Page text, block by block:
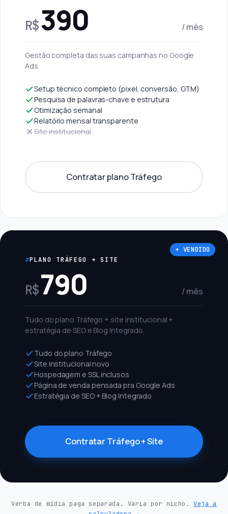
R$390 / mês
Gestão completa das suas campanhas no Google
Ads.
Setup técnico completo (pixel, conversão, GTM)
Pesquisa de palavras-chave e estrutura
Otimização semanal
Relatório mensal transparente
Site institucional
Contratar plano Tráfego
+ VENDIDO
PLANO TRÁFEGO + SITE
R$790 / mês
Tudo do plano Tráfego + site institucional +
estratégia de SEO e Blog Integrado.
Tudo do plano Tráfego
Site institucional novo
Hospedagem e SSL inclusos
Página de venda pensada pra Google Ads
Estratégia de SEO + Blog Integrado
Contratar Tráfego + Site
Verba de mídia paga separada. Varia por nicho.Veja a